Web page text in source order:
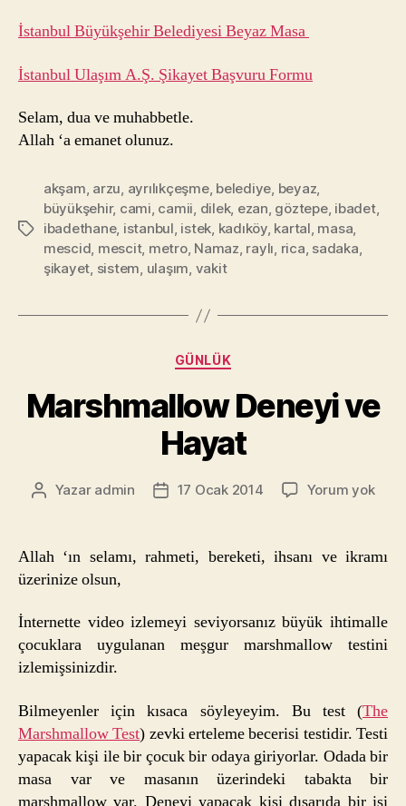
İstanbul Büyükşehir Belediyesi Beyaz Masa
İstanbul Ulaşım A.Ş. Şikayet Başvuru Formu
Selam, dua ve muhabbetle.
Allah ‘a emanet olunuz.
Etiketler
akşam, arzu, ayrılıkçeşme, belediye, beyaz,
büyükşehir, cami, camii, dilek, ezan, göztepe, ibadet,
ibadethane, istanbul, istek, kadıköy, kartal, masa,
mescid, mescit, metro, Namaz, raylı, rica, sadaka,
şikayet, sistem, ulaşım, vakit
Kategoriler
GÜNLÜK
Marshmallow Deneyi ve
Hayat
Yazının
Yazar admin
Yazı17 Ocak 2014 Yorum yok
Allah ‘ın selamı, rahmeti, bereketi, ihsanı ve ikramı
üzerinize olsun,
İnternette video izlemeyi seviyorsanız büyük ihtimalle
çocuklara uygulanan meşgur marshmallow testini
izlemişsinizdir.
Bilmeyenler için kısaca söyleyeyim. Bu test (The
Marshmallow Test) zevki erteleme becerisi testidir. Testi
yapacak kişi ile bir çocuk bir odaya giriyorlar. Odada bir
masa var ve masanın üzerindeki tabakta bir
marshmallow var. Deneyi yapacak kişi dışarıda bir işi